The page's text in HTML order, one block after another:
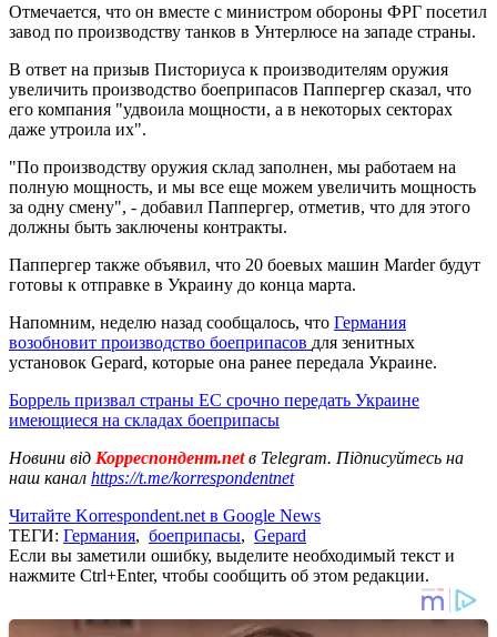
Отмечается, что он вместе с министром обороны ФРГ посетил
завод по производству танков в Унтерлюсе на западе страны.
В ответ на призыв Писториуса к производителям оружия
увеличить производство боеприпасов Паппергер сказал, что
его компания "удвоила мощности, а в некоторых секторах
даже утроила их".
"По производству оружия склад заполнен, мы работаем на
полную мощность, и мы все еще можем увеличить мощность
за одну смену", - добавил Паппергер, отметив, что для этого
должны быть заключены контракты.
Паппергер также объявил, что 20 боевых машин Marder будут
готовы к отправке в Украину до конца марта.
Напомним, неделю назад сообщалось, что Германия
возобновит производство боеприпасов для зенитных
установок Gepard, которые она ранее передала Украине.
Боррель призвал страны ЕС срочно передать Украине
имеющиеся на складах боеприпасы
Новини від Корреспондент.netв Telegram. Підписуйтесь на
наш канал https://t.me/korrespondentnet
Читайте Korrespondent.net в Google News
ТЕГИ: Германия, боеприпасы, Gepard
Если вы заметили ошибку, выделите необходимый текст и
нажмите Ctrl+Enter, чтобы сообщить об этом редакции.